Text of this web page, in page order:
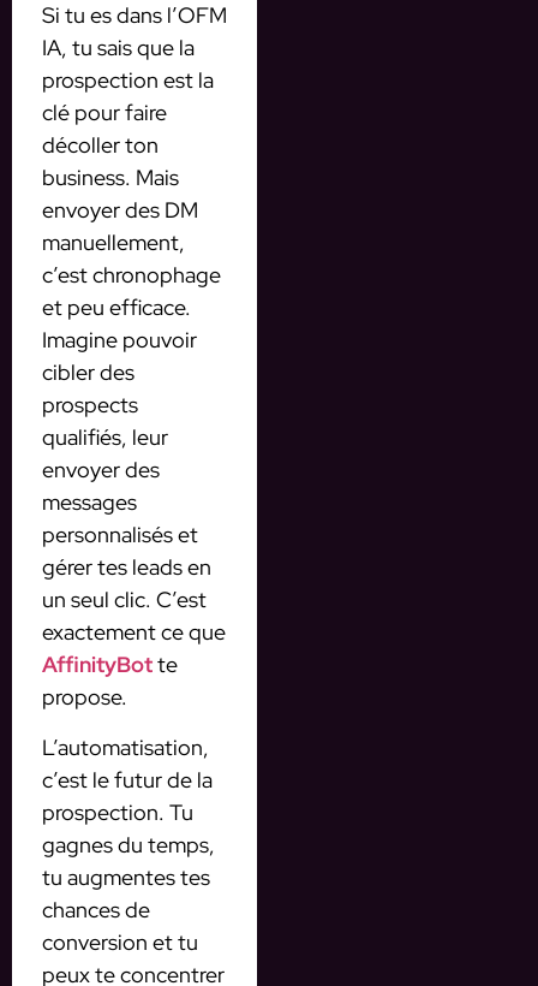
Si tu es dans l’OFM
IA, tu sais que la
prospection est la
clé pour faire
décoller ton
business. Mais
envoyer des DM
manuellement,
c’est chronophage
et peu efficace.
Imagine pouvoir
cibler des
prospects
qualifiés, leur
envoyer des
messages
personnalisés et
gérer tes leads en
un seul clic. C’est
exactement ce que
AffinityBotte
propose.
L’automatisation,
c’est le futur de la
prospection. Tu
gagnes du temps,
tu augmentes tes
chances de
conversion et tu
peux te concentrer